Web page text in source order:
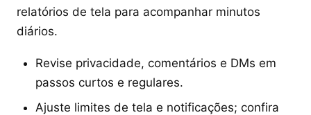
relatórios de tela para acompanhar minutos
diários.
Revise privacidade, comentários e DMs em
passos curtos e regulares.
Ajuste limites de tela e notificações; confira